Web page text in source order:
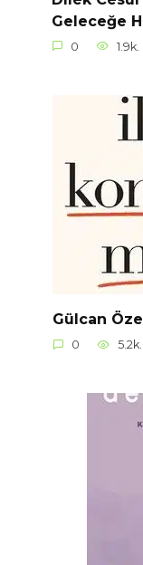
Geleceğe
0 1.9k.
Gülcan
0 5.2k.